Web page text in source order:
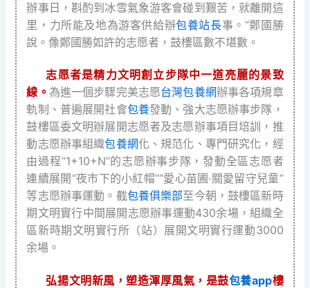
辦事日，斟酌到冰雪氣象游客會碰到艱苦，就離開這
里，力所能及地為游客供給辦包養站長事。”鄭國勝
說。像鄭國勝如許的志愿者，鼓樓區數不堪數。
志愿者是精力文明創立步隊中一道亮麗的景致
線。 為進一個步驟完美志愿台灣包養網辦事各項規章
軌制、普遍展開社會包養發動、強大志愿辦事步隊，
鼓樓區委文明辦展開志愿者及志愿辦事項目培訓，推
動志愿辦事組織包養網化、規范化、專門研究化，經
由過程“1+10+N”的志愿辦事步隊，發動全區志愿者
連續展開“夜市下的小紅帽”“愛心苗圃·關愛留守兒童”
等志愿辦事運動。截包養俱樂部至今朝，鼓樓區新時
期文明實行中間展開志愿辦事運動430余場，組織全
區新時期文明實行所（站）展開文明實行運動3000
余場。
弘揚文明新風，塑造渾厚風氣，是鼓包養app樓